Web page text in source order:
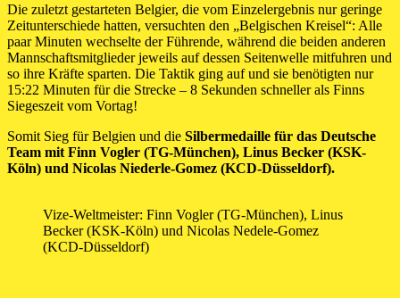
Die zuletzt gestarteten Belgier, die vom Einzelergebnis nur geringe
Zeitunterschiede hatten, versuchten den „Belgischen Kreisel“: Alle
paar Minuten wechselte der Führende, während die beiden anderen
Mannschaftsmitglieder jeweils auf dessen Seitenwelle mitfuhren und
so ihre Kräfte sparten. Die Taktik ging auf und sie benötigten nur
15:22 Minuten für die Strecke – 8 Sekunden schneller als Finns
Siegeszeit vom Vortag!
Somit Sieg für Belgien und die Silbermedaille für das Deutsche
Team mit Finn Vogler (TG-München), Linus Becker (KSK-
Köln) und Nicolas Niederle-Gomez (KCD-Düsseldorf).
Vize-Weltmeister: Finn Vogler (TG-München), Linus
Becker (KSK-Köln) und Nicolas Nedele-Gomez
(KCD-Düsseldorf)